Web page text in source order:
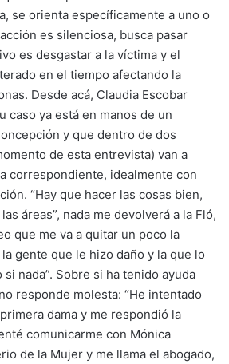
se orienta específicamente a uno o
es silenciosa, busca pasar
es desgastar a la víctima y el
en el tiempo afectando la
Desde acá, Claudia Escobar
caso ya está en manos de un
y que dentro de dos
de esta entrevista) van a
correspondiente, idealmente con
“Hay que hacer las cosas bien,
áreas”, nada me devolverá a la Fló,
que me va a quitar un poco la
gente que le hizo daño y la que lo
nada”. Sobre si ha tenido ayuda
responde molesta: “He intentado
dama y me respondió la
comunicarme con Mónica
de la Mujer y me llama el abogado,